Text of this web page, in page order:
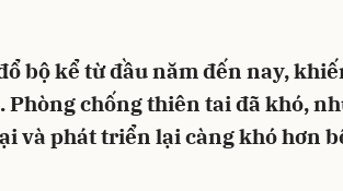
bộ kể từ đầu năm đến nay,
chống thiên tai đã khó,
và phát triển lại càng khó hơn